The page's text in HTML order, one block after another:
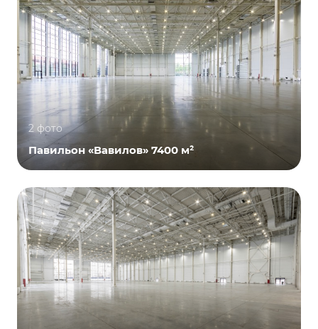
2 фото
Павильон «Вавилов» 7400 м²